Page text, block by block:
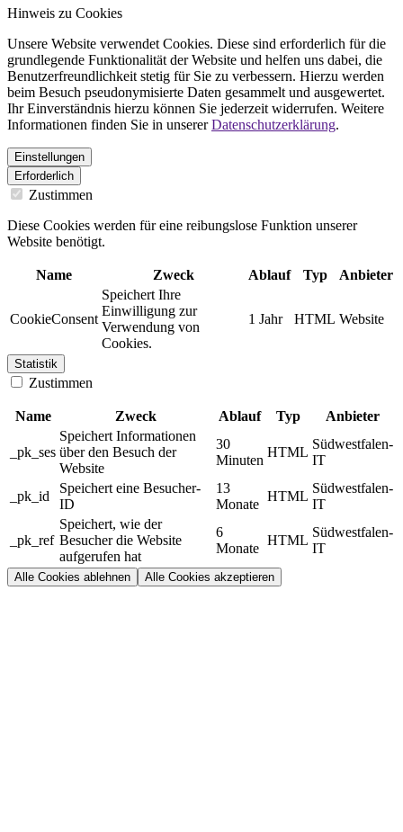
Hinweis zu Cookies
Unsere Website verwendet Cookies. Diese sind erforderlich für die
grundlegende Funktionalität der Website und helfen uns dabei, die
Benutzerfreundlichkeit stetig für Sie zu verbessern. Hierzu werden
beim Besuch pseudonymisierte Daten gesammelt und ausgewertet.
Ihr Einverständnis hierzu können Sie jederzeit widerrufen. Weitere
Informationen finden Sie in unsererDatenschutzerklärung.
Einstellungen
Erforderlich
Zustimmen
Diese Cookies werden für eine reibungslose Funktion unserer
Website benötigt.
Name Zweck Ablauf Typ Anbieter
CookieConsent
Speichert Ihre
Einwilligung zur
Verwendung von
Cookies.
1 Jahr HTML Website
Statistik
Zustimmen
Name Zweck Ablauf Typ Anbieter
_pk_ses
Speichert Informationen
über den Besuch der
Website
30
Minuten
HTML
Südwestfalen-
IT
_pk_id
Speichert eine Besucher-
ID
13
Monate
HTML
Südwestfalen-
IT
_pk_ref
Speichert, wie der
Besucher die Website
aufgerufen hat
6
Monate
HTML
Südwestfalen-
IT
Alle Cookies ablehnen Alle Cookies akzeptieren